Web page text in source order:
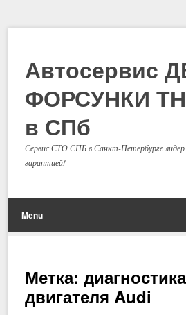
Автосервис
ФОРСУНКИ
в СПб
Сервис СТО СПБ в Санкт-Петербурге
гарантией!
Menu
Метка: диагностика
двигателя Audi